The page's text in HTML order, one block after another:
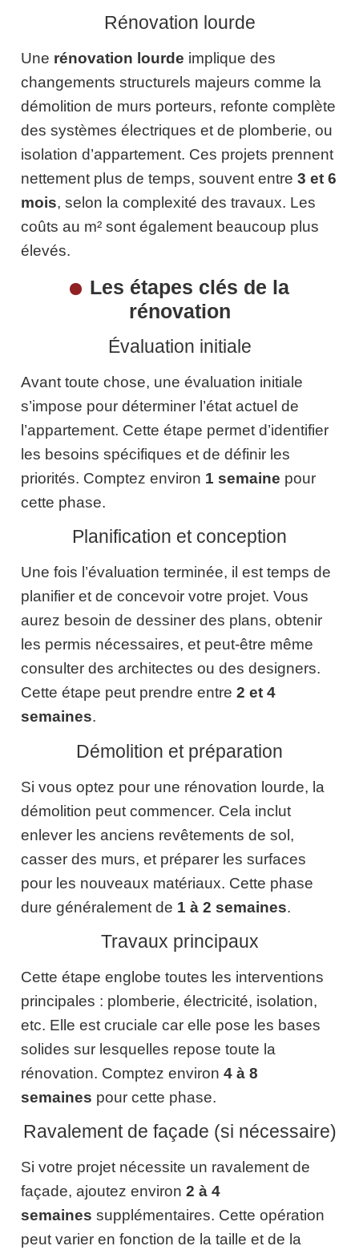
Rénovation lourde
Une rénovation lourde implique des
changements structurels majeurs comme la
démolition de murs porteurs, refonte complète
des systèmes électriques et de plomberie, ou
isolation d’appartement. Ces projets prennent
nettement plus de temps, souvent entre 3 et 6
mois, selon la complexité des travaux. Les
coûts au m² sont également beaucoup plus
élevés.
Les étapes clés de la
rénovation
Évaluation initiale
Avant toute chose, une évaluation initiale
s’impose pour déterminer l’état actuel de
l’appartement. Cette étape permet d’identifier
les besoins spécifiques et de définir les
priorités. Comptez environ 1 semaine pour
cette phase.
Planification et conception
Une fois l’évaluation terminée, il est temps de
planifier et de concevoir votre projet. Vous
aurez besoin de dessiner des plans, obtenir
les permis nécessaires, et peut-être même
consulter des architectes ou des designers.
Cette étape peut prendre entre 2 et 4
semaines.
Démolition et préparation
Si vous optez pour une rénovation lourde, la
démolition peut commencer. Cela inclut
enlever les anciens revêtements de sol,
casser des murs, et préparer les surfaces
pour les nouveaux matériaux. Cette phase
dure généralement de 1 à 2 semaines.
Travaux principaux
Cette étape englobe toutes les interventions
principales : plomberie, électricité, isolation,
etc. Elle est cruciale car elle pose les bases
solides sur lesquelles repose toute la
rénovation. Comptez environ 4 à 8
semaines pour cette phase.
Ravalement de façade (si nécessaire)
Si votre projet nécessite un ravalement de
façade, ajoutez environ 2 à 4
semaines supplémentaires. Cette opération
peut varier en fonction de la taille et de la